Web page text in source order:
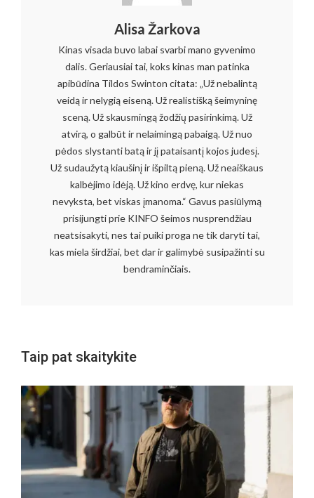
Alisa Žarkova
Kinas visada buvo labai svarbi mano gyvenimo
dalis. Geriausiai tai, koks kinas man patinka
apibūdina Tildos Swinton citata: „Už nebalintą
veidą ir nelygią eiseną. Už realistišką šeimyninę
sceną. Už skausmingą žodžių pasirinkimą. Už
atvirą, o galbūt ir nelaimingą pabaigą. Už nuo
pėdos slystanti batą ir jį pataisantį kojos judesį.
Už sudaužytą kiaušinį ir išpiltą pieną. Už neaiškaus
kalbėjimo idėją. Už kino erdvę, kur niekas
nevyksta, bet viskas įmanoma.“ Gavus pasiūlymą
prisijungti prie KINFO šeimos nusprendžiau
neatsisakyti, nes tai puiki proga ne tik daryti tai,
kas miela širdžiai, bet dar ir galimybė susipažinti su
bendraminčiais.
Taip pat skaitykite